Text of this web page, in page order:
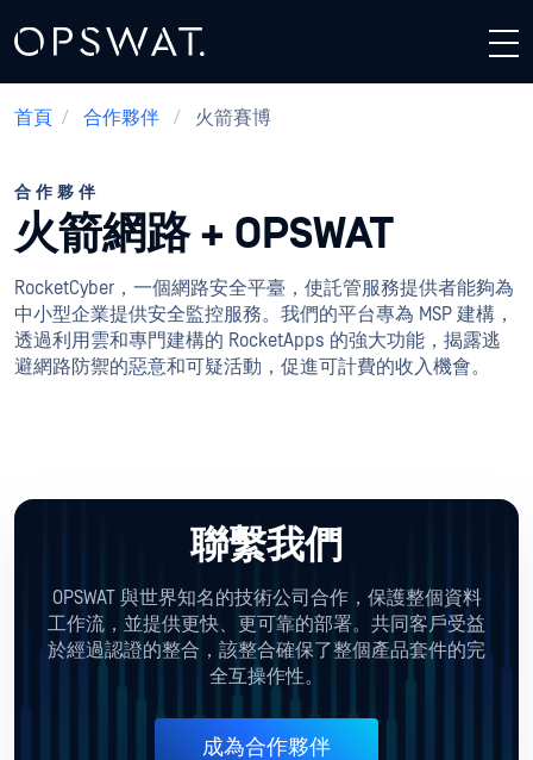
首頁 / 合作夥伴 / 火箭賽博
合作夥伴
火箭網路 + OPSWAT
RocketCyber，一個網路安全平臺，使託管服務提供者能夠為
中小型企業提供安全監控服務。我們的平台專為 MSP 建構，
透過利用雲和專門建構的 RocketApps 的強大功能，揭露逃
避網路防禦的惡意和可疑活動，促進可計費的收入機會。
聯繫我們
OPSWAT 與世界知名的技術公司合作，保護整個資料
工作流，並提供更快、更可靠的部署。共同客戶受益
於經過認證的整合，該整合確保了整個產品套件的完
全互操作性。
成為合作夥伴